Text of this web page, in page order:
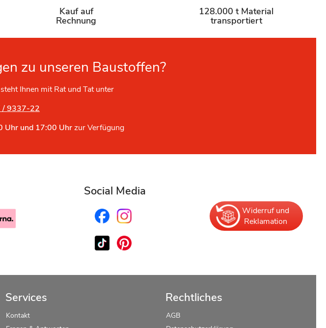
Kauf auf
Rechnung
128.000 t Material
transportiert
zu unseren Baustoffen?
Ihnen mit Rat und Tat unter
/ 9337-22
Uhr und 17:00 Uhrzur Verfügung
Social Media
Widerruf und
Reklamation
Services
Kontakt
Rechtliches
AGB